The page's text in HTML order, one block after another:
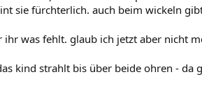
sie fürchterlich. auch beim wickeln
ihr was fehlt. glaub ich jetzt aber nicht
kind strahlt bis über beide ohren - da